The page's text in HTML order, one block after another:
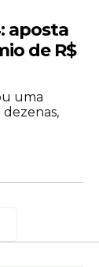
aposta
de R$
uma